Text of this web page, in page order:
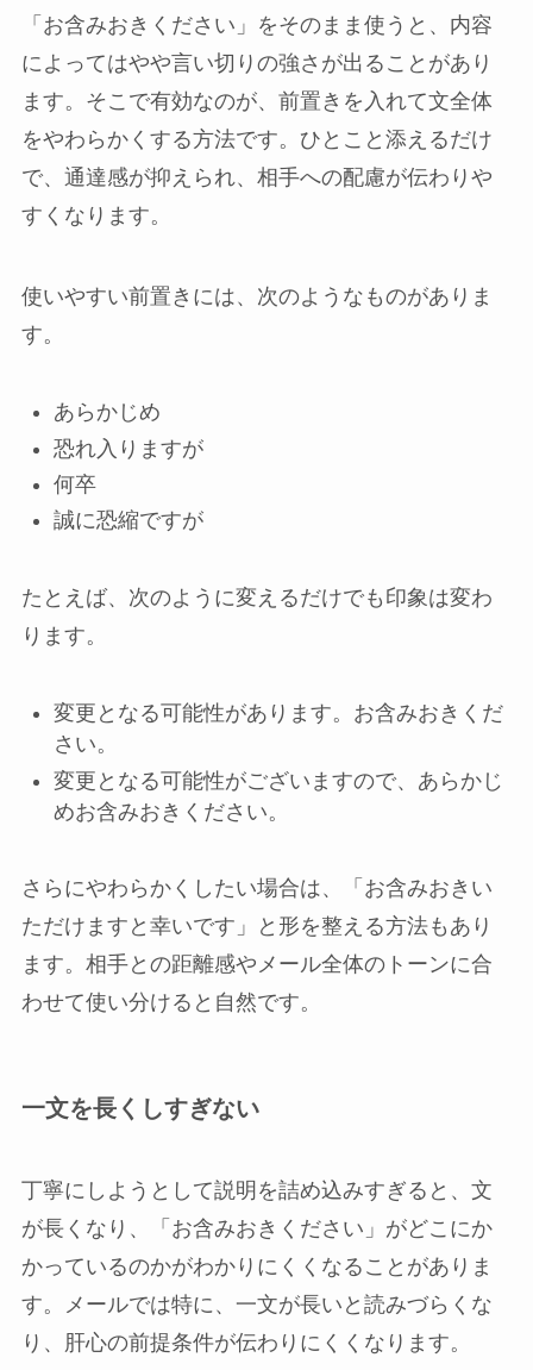
「お含みおきください」をそのまま使うと、内容
によってはやや言い切りの強さが出ることがあり
ます。そこで有効なのが、前置きを入れて文全体
をやわらかくする方法です。ひとこと添えるだけ
で、通達感が抑えられ、相手への配慮が伝わりや
すくなります。
使いやすい前置きには、次のようなものがありま
す。
あらかじめ
恐れ入りますが
何卒
誠に恐縮ですが
たとえば、次のように変えるだけでも印象は変わ
ります。
変更となる可能性があります。お含みおきくだ
さい。
変更となる可能性がございますので、あらかじ
めお含みおきください。
さらにやわらかくしたい場合は、「お含みおきい
ただけますと幸いです」と形を整える方法もあり
ます。相手との距離感やメール全体のトーンに合
わせて使い分けると自然です。
一文を長くしすぎない
丁寧にしようとして説明を詰め込みすぎると、文
が長くなり、「お含みおきください」がどこにか
かっているのかがわかりにくくなることがありま
す。メールでは特に、一文が長いと読みづらくな
り、肝心の前提条件が伝わりにくくなります。